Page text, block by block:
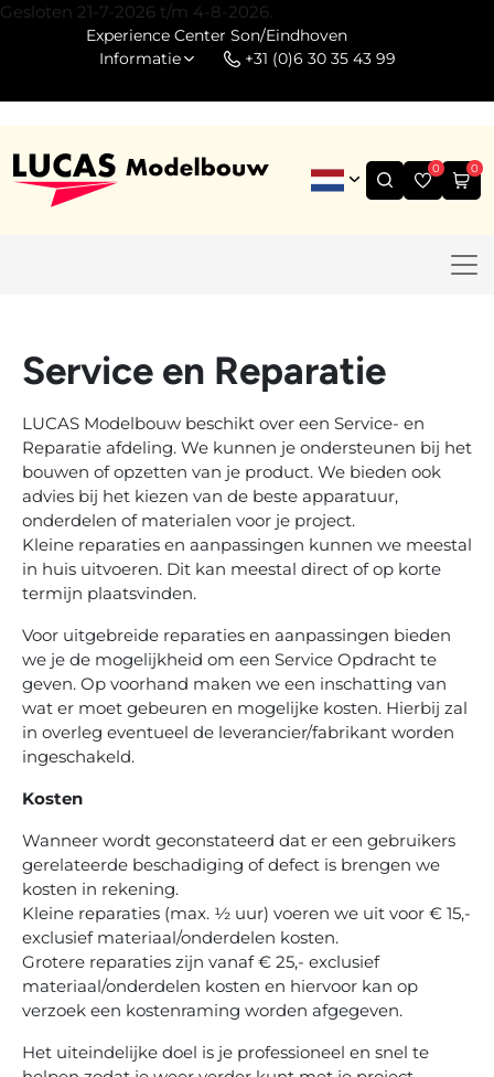
Gesloten 21-7-2026 t/m 4-8-2026.
Experience Center Son/Eindhoven
Informatie
+31 (0)6 30 35 43 99
0 0
Service en Reparatie
LUCAS Modelbouw beschikt over een Service- en
Reparatie afdeling. We kunnen je ondersteunen bij het
bouwen of opzetten van je product. We bieden ook
advies bij het kiezen van de beste apparatuur,
onderdelen of materialen voor je project.
Kleine reparaties en aanpassingen kunnen we meestal
in huis uitvoeren. Dit kan meestal direct of op korte
termijn plaatsvinden.
Voor uitgebreide reparaties en aanpassingen bieden
we je de mogelijkheid om een Service Opdracht te
geven. Op voorhand maken we een inschatting van
wat er moet gebeuren en mogelijke kosten. Hierbij zal
in overleg eventueel de leverancier/fabrikant worden
ingeschakeld.
Kosten
Wanneer wordt geconstateerd dat er een gebruikers
gerelateerde beschadiging of defect is brengen we
kosten in rekening.
Kleine reparaties (max. ½ uur) voeren we uit voor € 15,-
exclusief materiaal/onderdelen kosten.
Grotere reparaties zijn vanaf € 25,- exclusief
materiaal/onderdelen kosten en hiervoor kan op
verzoek een kostenraming worden afgegeven.
Het uiteindelijke doel is je professioneel en snel te